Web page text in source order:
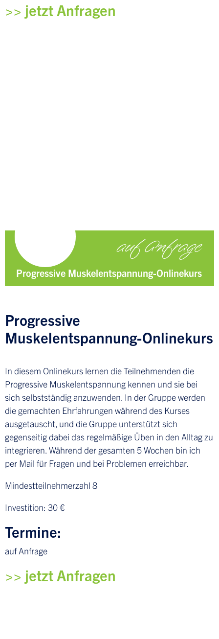
>> jetzt Anfragen
auf Anfrage
Progressive Muskelentspannung-Onlinekurs
Progressive
Muskelentspannung-Onlinekurs
In diesem Onlinekurs lernen die Teilnehmenden die
Progressive Muskelentspannung kennen und sie bei
sich selbstständig anzuwenden. In der Gruppe werden
die gemachten Ehrfahrungen während des Kurses
ausgetauscht, und die Gruppe unterstützt sich
gegenseitig dabei das regelmäßige Üben in den Alltag zu
integrieren. Während der gesamten 5 Wochen bin ich
per Mail für Fragen und bei Problemen erreichbar.
Mindestteilnehmerzahl 8
Investition: 30 €
Termine:
auf Anfrage
>> jetzt Anfragen